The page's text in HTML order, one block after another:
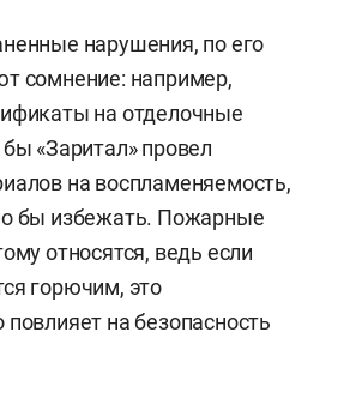
нарушения, по его
сомнение: например,
на отделочные
«Заритал» провел
на воспламеняемость,
бы избежать. Пожарные
относятся, ведь если
горючим, это
повлияет на безопасность